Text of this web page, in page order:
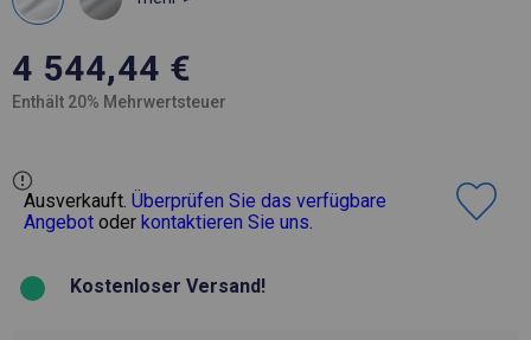
4 544,44 €
Enthält 20% Mehrwertsteuer
Ausverkauft. Überprüfen Sie das verfügbare
Angebot oder kontaktieren Sie uns.
Kostenloser Versand!